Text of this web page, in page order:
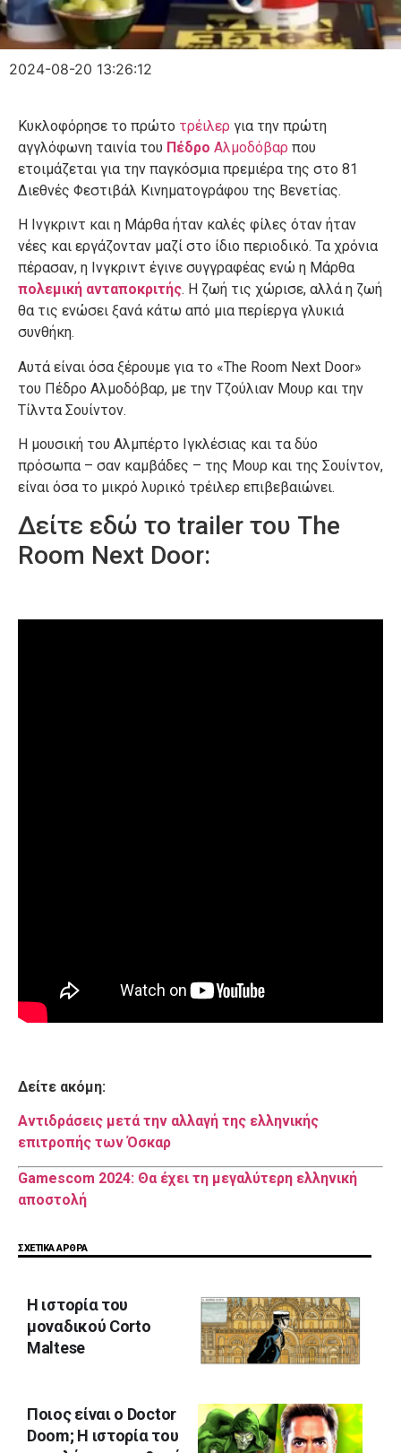
2024-08-20 13:26:12
Κυκλοφόρησε το πρώτο τρέιλερ για την πρώτη
αγγλόφωνη ταινία του Πέδρο Αλμοδόβαρ που
ετοιμάζεται για την παγκόσμια πρεμιέρα της στο 81
Διεθνές Φεστιβάλ Κινηματογράφου της Βενετίας.
Η Ινγκριντ και η Μάρθα ήταν καλές φίλες όταν ήταν
νέες και εργάζονταν μαζί στο ίδιο περιοδικό. Τα χρόνια
πέρασαν, η Ινγκριντ έγινε συγγραφέας ενώ η Μάρθα
πολεμική ανταποκριτής. Η ζωή τις χώρισε, αλλά η ζωή
θα τις ενώσει ξανά κάτω από μια περίεργα γλυκιά
συνθήκη.
Αυτά είναι όσα ξέρουμε για το «The Room Next Door»
του Πέδρο Αλμοδόβαρ, με την Τζούλιαν Μουρ και την
Τίλντα Σουίντον.
Η μουσική του Αλμπέρτο Ιγκλέσιας και τα δύο
πρόσωπα – σαν καμβάδες – της Μουρ και της Σουίντον,
είναι όσα το μικρό λυρικό τρέιλερ επιβεβαιώνει.
Δείτε εδώ το trailer του The
Room Next Door:
Δείτε ακόμη:
Αντιδράσεις μετά την αλλαγή της ελληνικής
επιτροπής των Όσκαρ
Gamescom 2024: Θα έχει τη μεγαλύτερη ελληνική
αποστολή
ΣΧΕΤΙΚΑ ΑΡΘΡΑ
Η ιστορία του
μοναδικού Corto
Maltese
Ποιος είναι ο Doctor
Doom; Η ιστορία του